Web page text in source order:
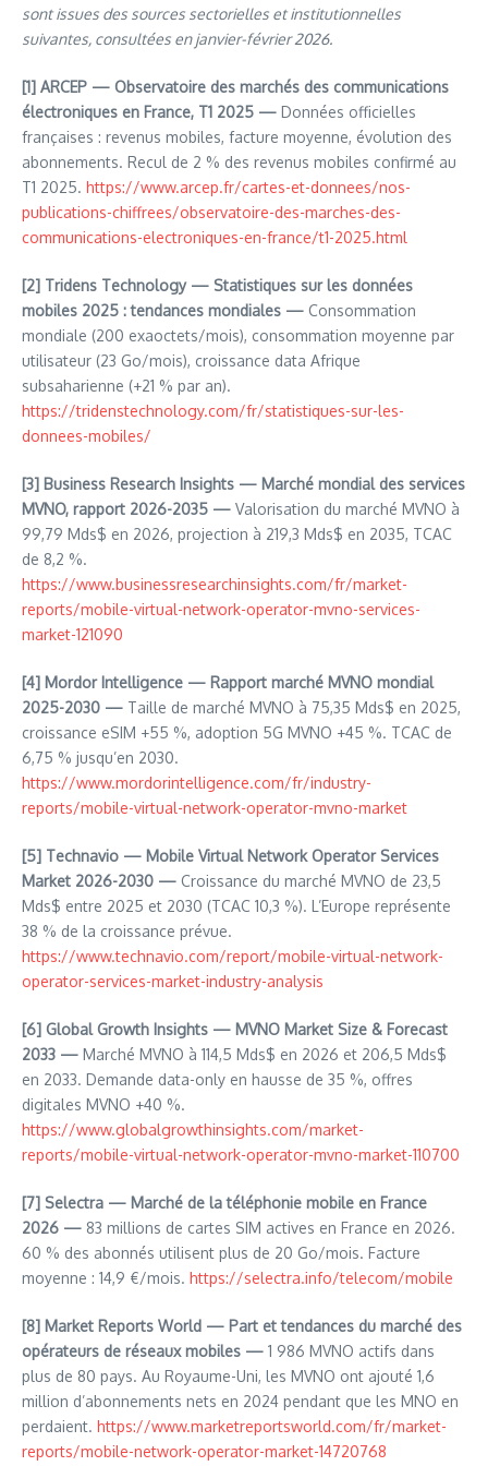
sont issues des sources sectorielles et institutionnelles
suivantes, consultées en janvier-février 2026.
[1] ARCEP — Observatoire des marchés des communications
électroniques en France, T1 2025 — Données officielles
françaises : revenus mobiles, facture moyenne, évolution des
abonnements. Recul de 2 % des revenus mobiles confirmé au
T1 2025. https://www.arcep.fr/cartes-et-donnees/nos-
publications-chiffrees/observatoire-des-marches-des-
communications-electroniques-en-france/t1-2025.html
[2] Tridens Technology — Statistiques sur les données
mobiles 2025 : tendances mondiales — Consommation
mondiale (200 exaoctets/mois), consommation moyenne par
utilisateur (23 Go/mois), croissance data Afrique
subsaharienne (+21 % par an).
https://tridenstechnology.com/fr/statistiques-sur-les-
donnees-mobiles/
[3] Business Research Insights — Marché mondial des services
MVNO, rapport 2026-2035 — Valorisation du marché MVNO à
99,79 Mds$ en 2026, projection à 219,3 Mds$ en 2035, TCAC
de 8,2 %.
https://www.businessresearchinsights.com/fr/market-
reports/mobile-virtual-network-operator-mvno-services-
market-121090
[4] Mordor Intelligence — Rapport marché MVNO mondial
2025-2030 — Taille de marché MVNO à 75,35 Mds$ en 2025,
croissance eSIM +55 %, adoption 5G MVNO +45 %. TCAC de
6,75 % jusqu’en 2030.
https://www.mordorintelligence.com/fr/industry-
reports/mobile-virtual-network-operator-mvno-market
[5] Technavio — Mobile Virtual Network Operator Services
Market 2026-2030 — Croissance du marché MVNO de 23,5
Mds$ entre 2025 et 2030 (TCAC 10,3 %). L’Europe représente
38 % de la croissance prévue.
https://www.technavio.com/report/mobile-virtual-network-
operator-services-market-industry-analysis
[6] Global Growth Insights — MVNO Market Size & Forecast
2033 — Marché MVNO à 114,5 Mds$ en 2026 et 206,5 Mds$
en 2033. Demande data-only en hausse de 35 %, offres
digitales MVNO +40 %.
https://www.globalgrowthinsights.com/market-
reports/mobile-virtual-network-operator-mvno-market-110700
[7] Selectra — Marché de la téléphonie mobile en France
2026 — 83 millions de cartes SIM actives en France en 2026.
60 % des abonnés utilisent plus de 20 Go/mois. Facture
moyenne : 14,9 €/mois. https://selectra.info/telecom/mobile
[8] Market Reports World — Part et tendances du marché des
opérateurs de réseaux mobiles — 1 986 MVNO actifs dans
plus de 80 pays. Au Royaume-Uni, les MVNO ont ajouté 1,6
million d’abonnements nets en 2024 pendant que les MNO en
perdaient. https://www.marketreportsworld.com/fr/market-
reports/mobile-network-operator-market-14720768